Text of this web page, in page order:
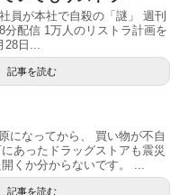
員が本社で自殺の「謎」 週刊
分配信 1万人のリストラ計画を
28日...
記事を読む
になってから、 買い物が不自
あったドラッグストアも震災
くか分からないです。 ...
記事を読む